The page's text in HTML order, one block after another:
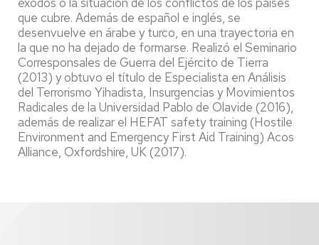
que cubre. Además de español e inglés, se
desenvuelve en árabe y turco, en una trayectoria en
la que no ha dejado de formarse. Realizó el Seminario
Corresponsales de Guerra del Ejército de Tierra
(2013) y obtuvo el título de Especialista en Análisis
del Terrorismo Yihadista, Insurgencias y Movimientos
Radicales de la Universidad Pablo de Olavide (2016),
además de realizar el HEFAT safety training (Hostile
Environment and Emergency First Aid Training) Acos
Alliance, Oxfordshire, UK (2017).